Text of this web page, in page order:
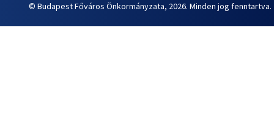
© Budapest Főváros Önkormányzata, 2026. Minden jog fenntartva.